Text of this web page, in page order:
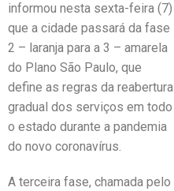
informou nesta sexta-feira (7)
que a cidade passará da fase
2 – laranja para a 3 – amarela
do Plano São Paulo, que
define as regras da reabertura
gradual dos serviços em todo
o estado durante a pandemia
do novo coronavírus.
A terceira fase, chamada pelo